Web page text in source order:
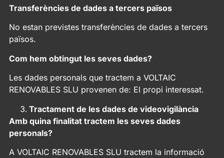
Transferències de dades a tercers països
No estan previstes transferències de dades a tercers
països.
Com hem obtingut les seves dades?
Les dades personals que tractem a VOLTAIC
RENOVABLES SLU provenen de: El propi interessat.
Tractament de les dades de videovigilància
Amb quina finalitat tractem les seves dades
personals?
A VOLTAIC RENOVABLES SLU tractem la informació